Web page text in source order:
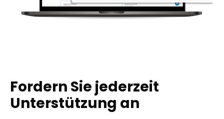
Fordern Sie jederzeit
Unterstützung an